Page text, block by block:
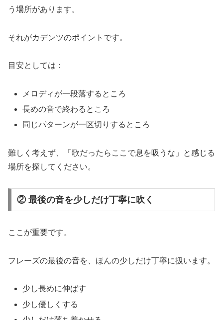
う場所があります。
それがカデンツのポイントです。
目安としては：
メロディが一段落するところ
長めの音で終わるところ
同じパターンが一区切りするところ
難しく考えず、「歌だったらここで息を吸うな」と感じる
場所を探してください。
② 最後の音を少しだけ丁寧に吹く
ここが重要です。
フレーズの最後の音を、ほんの少しだけ丁寧に扱います。
少し長めに伸ばす
少し優しくする